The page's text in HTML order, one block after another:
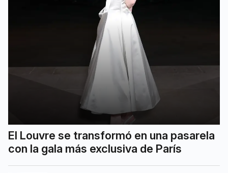
El Louvre se transformó en una pasarela
con la gala más exclusiva de París